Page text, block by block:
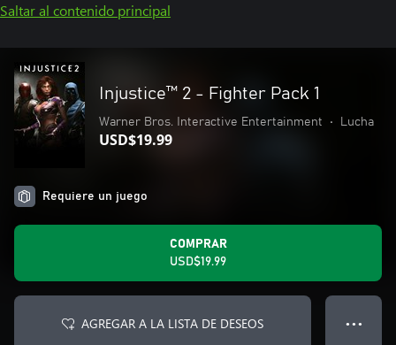
Saltar al contenido principal
Injustice™ 2 - Fighter Pack 1
Warner Bros. Interactive Entertainment • Lucha
USD$19.99
Requiere un juego
COMPRAR
USD$19.99
AGREGAR A LA LISTA DE DESEOS ● ● ●